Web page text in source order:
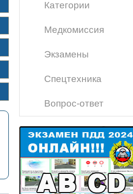
Категории
Медкомиссия
Экзамены
Спецтехника
Вопрос-ответ